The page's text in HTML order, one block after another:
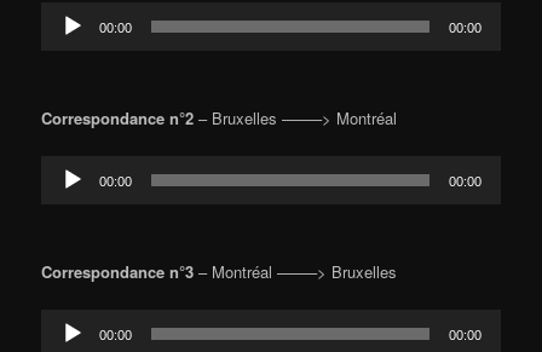
Lecteur
audio
00:00 00:00
Correspondance n°2 – Bruxelles ——–> Montréal
Lecteur
audio
00:00 00:00
Correspondance n°3 – Montréal ——–> Bruxelles
Lecteur
audio
00:00 00:00